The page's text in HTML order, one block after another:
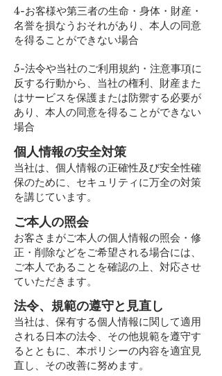
4-お客様や第三者の生命・身体・財産・
名誉を損なうおそれがあり、本人の同意
を得ることができない場合
5-法令や当社のご利用規約・注意事項に
反する行動から、当社の権利、財産また
はサービスを保護または防禦する必要が
あり、本人の同意を得ることができない
場合
個人情報の安全対策
当社は、個人情報の正確性及び安全性確
保のために、セキュリティに万全の対策
を講じています。
ご本人の照会
お客さまがご本人の個人情報の照会・修
正・削除などをご希望される場合には、
ご本人であることを確認の上、対応させ
ていただきます。
法令、規範の遵守と見直し
当社は、保有する個人情報に関して適用
される日本の法令、その他規範を遵守す
るとともに、本ポリシーの内容を適宜見
直し、その改善に努めます。